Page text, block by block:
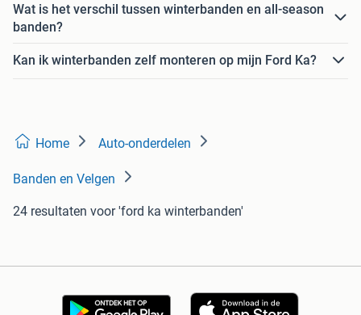
Wat is het verschil tussen winterbanden en all-season
banden?
Kan ik winterbanden zelf monteren op mijn Ford Ka?
Home Auto-onderdelen
Banden en Velgen
24 resultaten voor 'ford ka winterbanden'